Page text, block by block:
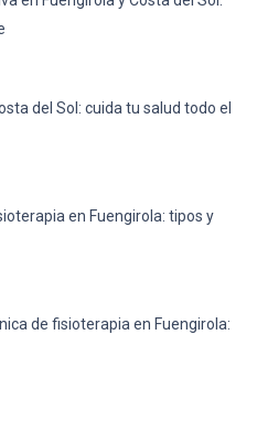
del Sol: cuida tu salud todo el
en Fuengirola: tipos y
de fisioterapia en Fuengirola: